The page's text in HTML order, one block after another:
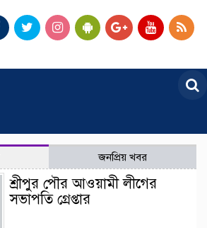
জনপ্রিয় খবর
শ্রীপুর পৌর আওয়ামী লীগের
সভাপতি গ্রেপ্তার